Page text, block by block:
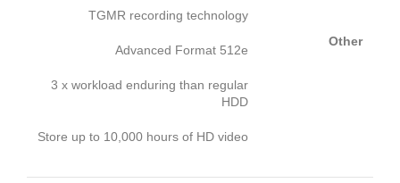
Other
TGMR recording technology
Advanced Format 512e
3 x workload enduring than regular
HDD
Store up to 10,000 hours of HD video